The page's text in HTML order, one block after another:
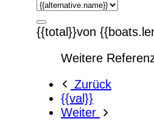
{{total}}von
Weitere
Zurück
{{val}}
Weiter